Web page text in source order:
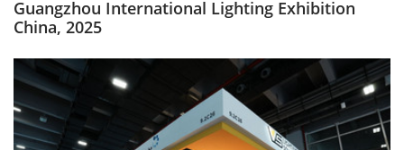
Guangzhou International Lighting Exhibition
China, 2025